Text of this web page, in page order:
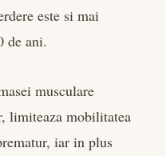
este si mai
de ani.
musculare
limiteaza mobilitatea
iar in plus